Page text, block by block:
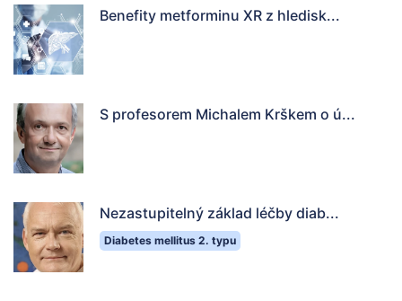
Benefity metforminu XR z hledisk...
S profesorem Michalem Krškem o ú...
Nezastupitelný základ léčby diab...
Diabetes mellitus 2. typu